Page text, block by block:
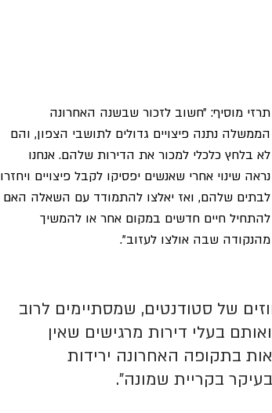
תרזי מוסיף: ״חשוב לזכור שבשנה האחרונה
הממשלה נתנה פיצויים גדולים לתושבי הצפון, והם
לא בלחץ כלכלי למכור את הדירות שלהם. אנחנו
נראה שינוי אחרי שאנשים יפסיקו לקבל פיצויים ויחזרו
לבתים שלהם, ואז יאלצו להתמודד עם השאלה האם
להתחיל חיים חדשים במקום אחר או להמשיך
מהנקודה שבה אולצו לעזוב".
של סטודנטים, שמסתיימים לרוב
בעלי דירות מרגישים שאין
בתקופה האחרונה ירידות
בקריית שמונה".